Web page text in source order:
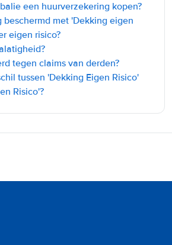
een huurverzekering kopen?
beschermd met 'Dekking eigen
eigen risico?
tegen claims van derden?
tussen 'Dekking Eigen Risico'
Risico'?